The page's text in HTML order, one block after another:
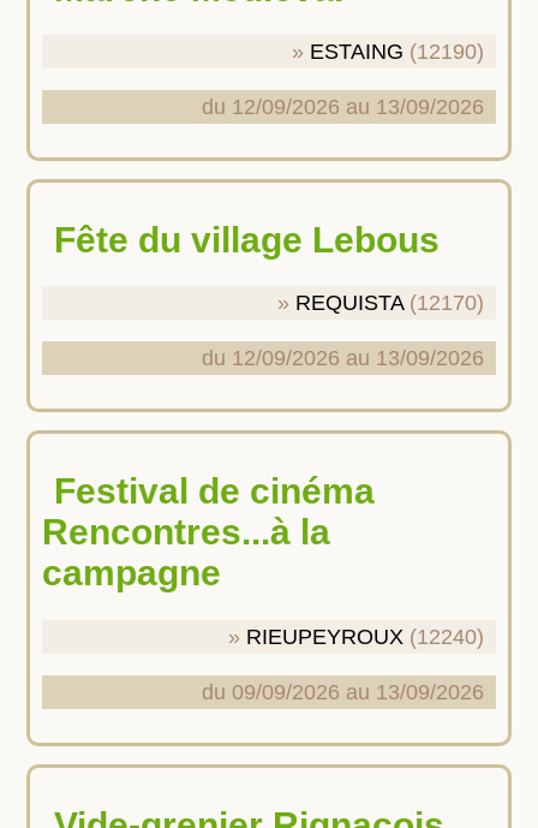
ESTAING (12190)
du 12/09/2026 au 13/09/2026
Fête du village Lebous
REQUISTA(12170)
du 12/09/2026 au 13/09/2026
Festival de cinéma
Rencontres...à la
campagne
RIEUPEYROUX (12240)
du 09/09/2026 au 13/09/2026